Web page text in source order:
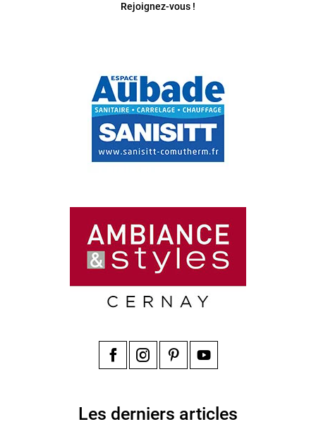
Rejoignez-vous !
Les derniers articles